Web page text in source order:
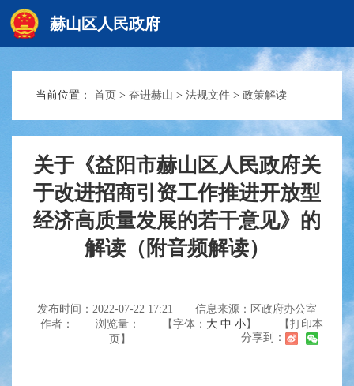
赫山区人民政府
赫山首页
政务要闻
信息公开
当前位置： 首页 > 奋进赫山 > 法规文件 > 政策解读
关于《益阳市赫山区人民政府关
于改进招商引资工作推进开放型
经济高质量发展的若干意见》的
解读（附音频解读）
发布时间：2022-07-22 17:21
信息来源：区政府办公室
作者：
浏览量： 【字体： 大 中 小】
【打印本
页】
分享到：